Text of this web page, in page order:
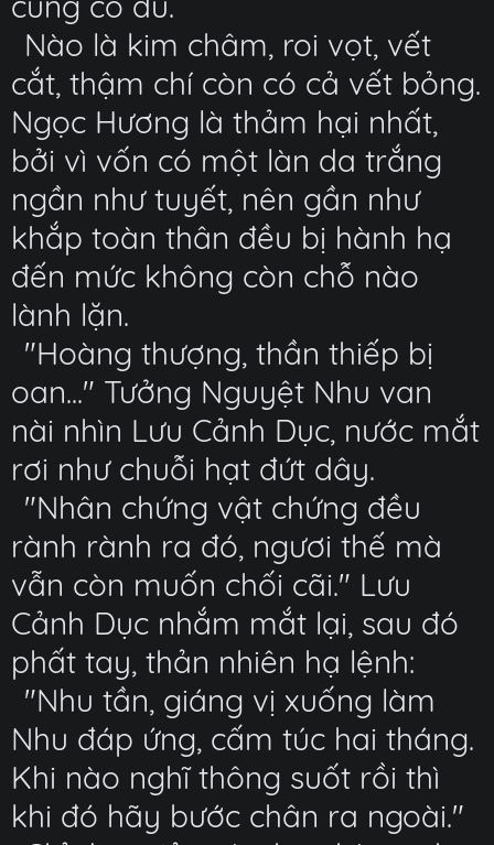
Nào là kim châm, roi vọt, vết
cắt, thậm chí còn có cả vết bỏng.
Ngọc Hương là thảm hại nhất,
bởi vì vốn có một làn da trắng
ngần như tuyết, nên gần như
khắp toàn thân đều bị hành hạ
đến mức không còn chỗ nào
lành lặn.
"Hoàng thượng, thần thiếp bị
oan..." Tưởng Nguyệt Nhu van
nài nhìn Lưu Cảnh Dục, nước mắt
rơi như chuỗi hạt đứt dây.
"Nhân chứng vật chứng đều
rành rành ra đó, ngươi thế mà
vẫn còn muốn chối cãi." Lưu
Cảnh Dục nhắm mắt lại, sau đó
phất tay, thản nhiên hạ lệnh:
"Nhu tần, giáng vị xuống làm
Nhu đáp ứng, cấm túc hai tháng.
Khi nào nghĩ thông suốt rồi thì
khi đó hãy bước chân ra ngoài."